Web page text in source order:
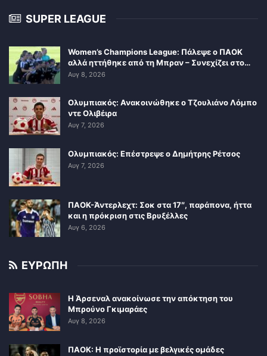
SUPER LEAGUE
Women’s Champions League: Πάλεψε ο ΠΑΟΚ
αλλά ηττήθηκε από τη Μπραν – Συνεχίζει στο…
Αυγ 8, 2026
Ολυμπιακός: Ανακοινώθηκε ο Τζουλιάνο Λόμπο
ντε Ολιβέιρα
Αυγ 7, 2026
Ολυμπιακός: Επέστρεψε ο Δημήτρης Ρέτσος
Αυγ 7, 2026
ΠΑΟΚ-Άντερλεχτ: Σοκ στα 17″, παράπονα, ήττα
και η πρόκριση στις Βρυξέλλες
Αυγ 6, 2026
ΕΥΡΩΠΗ
Η Άρσεναλ ανακοίνωσε την απόκτηση του
Μπρούνο Γκιμαράες
Αυγ 8, 2026
ΠΑΟΚ: Η προϊστορία με βελγικές ομάδες